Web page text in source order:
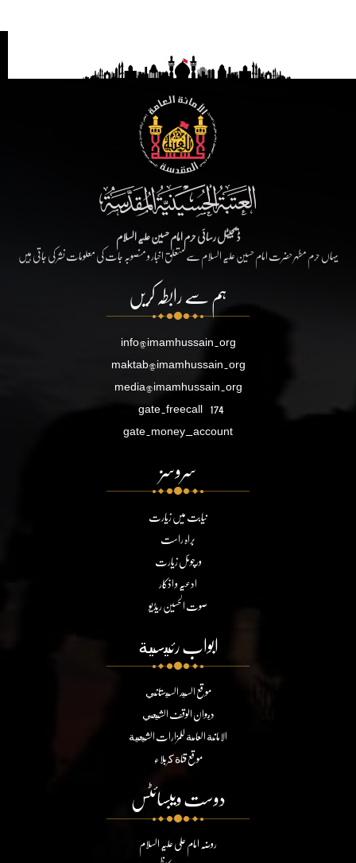
ڈیجیٹل رسائی حرم امام حسین علیہ السلام
یہاں حرم مطہر حضرت امام حسین علیہ السلام سے متعلق اخبار و منصوبہ جات کی معلومات نشر کی جاتی ہیں
ہم سے رابطہ کریں
info@imamhussain.org
maktab@imamhussain.org
media@imamhussain.org
gate.freecall 174
gate.money_account
سروسز
نیابت میں زیارت
براہ راست
ورچوئل زیارت
ادعیہ و اذکار
صوت الحسین ریڈیو
ابواب رئيسية
موقع السيد السيستاني
ديوان الوقف الشيعي
الامانة العامة للمزارات الشيعية
موقع قناة كربلاء
دوست ویبسائٹس
روضہ امام علی علیہ السلام